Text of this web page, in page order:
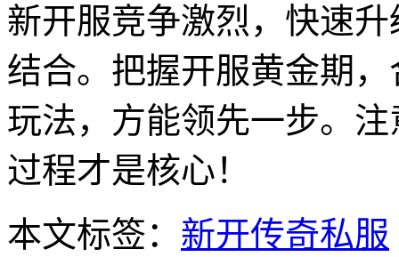
新开服竞争激烈，快速
结合。把握开服黄金期
玩法，方能领先一步。
过程才是核心！
本文标签： 新开传奇私服